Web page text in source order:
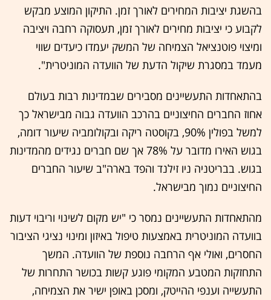
בהשגת יציבות המחירים לאורך זמן. התיקון המוצע מבקש
לקבוע כי יציבות מחירים לאורך זמן, תעסוקה רחבה ויציבה
ומיצוי פוטנציאל הצמיחה של המשק יעמדו כיעדים שווי
מעמד במסגרת שיקול הדעת של הוועדה המוניטרית".
בהתאחדות התעשיינים מסבירים שבמדינות רבות בעולם
אחוז החברים החיצוניים בהרכב הוועדה גבוה מבישראל כך
למשל בפולין 90%, בקוסטה ריקה ובקולומביה שיעור דומה,
בגוש האירו מדובר על 78% אך שם חברים נגידים מהמדינות
בגוש. בבריטניה ניו זילנד והפד בארה"ב שיעור החברים
החיצוניים נמוך מבישראל.
מהתאחדות התעשיינים נמסר כי "יש מקום לשינוי וריבוי דעות
בוועדה המוניטרית באמצעות טיפול באיזון ומינוי נציגי הציבור
החסרים, ואולי אף הרחבה נוספת של הוועדה. המשך
התחזקות המטבע המקומי פוגע קשות בכושר התחרות של
התעשייה וענפי ההייטק, ומסכן באופן ישיר את הצמיחה,